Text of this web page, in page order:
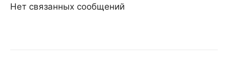
Нет связанных сообщений